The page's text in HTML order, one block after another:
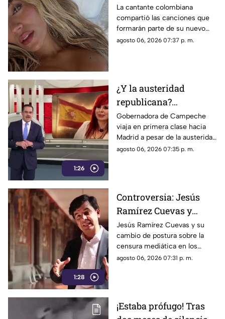
álbum antes de su
lanzamiento; esta es la
lista completa
La cantante colombiana
compartió las canciones que
formarán parte de su nuevo
material de estudio,
agosto 06, 2026 07:37 p. m.
1:26
¿Y la austeridad
republicana?
Gobernadora Layda
Sansores viaja en
primera clase hacia
Madrid
Gobernadora de Campeche
viaja en primera clase hacia
Madrid a pesar de la austeridad
republicana.
agosto 06, 2026 07:35 p. m.
1:28
Controversia: Jesús
Ramírez Cuevas y
Censura a los Medios
de Comunicación
Jesús Ramírez Cuevas y su
cambio de postura sobre la
censura mediática en los
medios de comunicación.
agosto 06, 2026 07:31 p. m.
¡Estaba prófugo! Tras